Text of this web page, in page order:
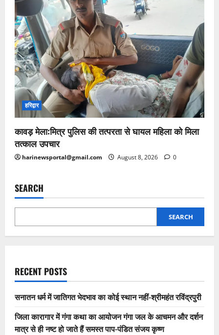
हरिद्वार
कावड़ मेला:मित्र पुलिस की तत्परता से घायल महिला को मिला
तत्काल उपचार
harinewsportal@gmail.com August 8, 2026 0
SEARCH
SEARCH
RECENT POSTS
सनातन धर्म में जातिगत भेदभाव का कोई स्थान नहीं-श्रीमहंत रविंद्रपुरी
जिला कारागार में गंगा कथा का आयोजन गंगा जल के आचमन और दर्शन
मात्र से ही नष्ट हो जाते हैं समस्त पाप-पंडित संजय कृष्ण